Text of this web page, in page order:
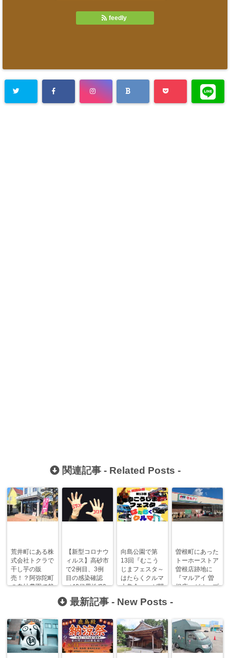
feedly
関連記事 - Related Posts -
荒井町にある株
式会社トクラで
干し芋の販
売！？阿弥陀町
の自社農園で栽
【新型コロナウ
ィルス】高砂市
で2例目、3例
目の感染確認
（40代男性/20
代男性・4月15
日）
向島公園で第
13回『むこう
じまフェスタ～
はたらくクルマ
大集合～』が開
も！
曽根町にあった
トーホーストア
曽根店跡地に
『マルアイ 曽
根店』がオープ
最新記事 - New Posts -